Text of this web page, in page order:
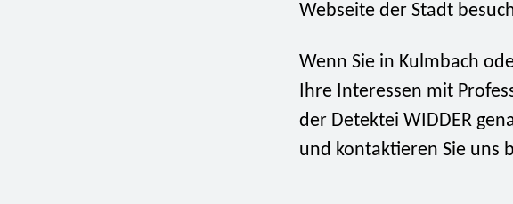
Webseite der Stadt
Wenn Sie in Kulmbach
Ihre Interessen mit
der Detektei WIDDER
und kontaktieren Sie uns